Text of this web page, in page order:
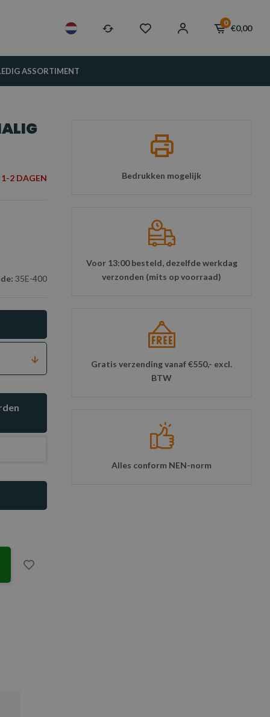
0
€0,00
ASSORTIMENT
2 DAGEN
35E-400
Bedrukken mogelijk
Voor 13:00 besteld, dezelfde werkdag
verzonden (mits op voorraad)
Gratis verzending vanaf €550,- excl.
BTW
Alles conform NEN-norm